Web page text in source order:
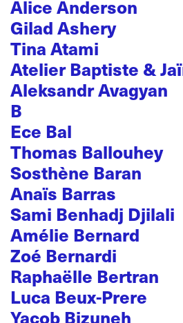
Alice Anderson
Gilad Ashery
Tina Atami
Atelier Baptiste &
Aleksandr Avagyan
B
Ece Bal
Thomas Ballouhey
Sosthène Baran
Anaïs Barras
Sami Benhadj Djilali
Amélie Bernard
Zoé Bernardi
Raphaëlle Bertran
Luca Beux-Prere
Yacob Bizuneh